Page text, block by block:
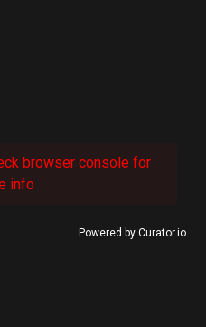
browser console for
info
Powered by Curator.io